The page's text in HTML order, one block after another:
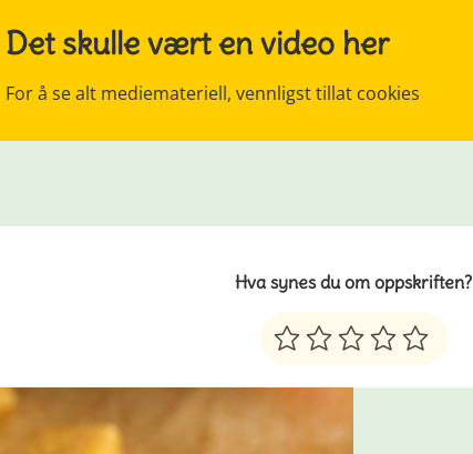
Det skulle vært en video her
For å se alt mediemateriell, vennligst tillat cookies
Hva synes du om oppskriften?